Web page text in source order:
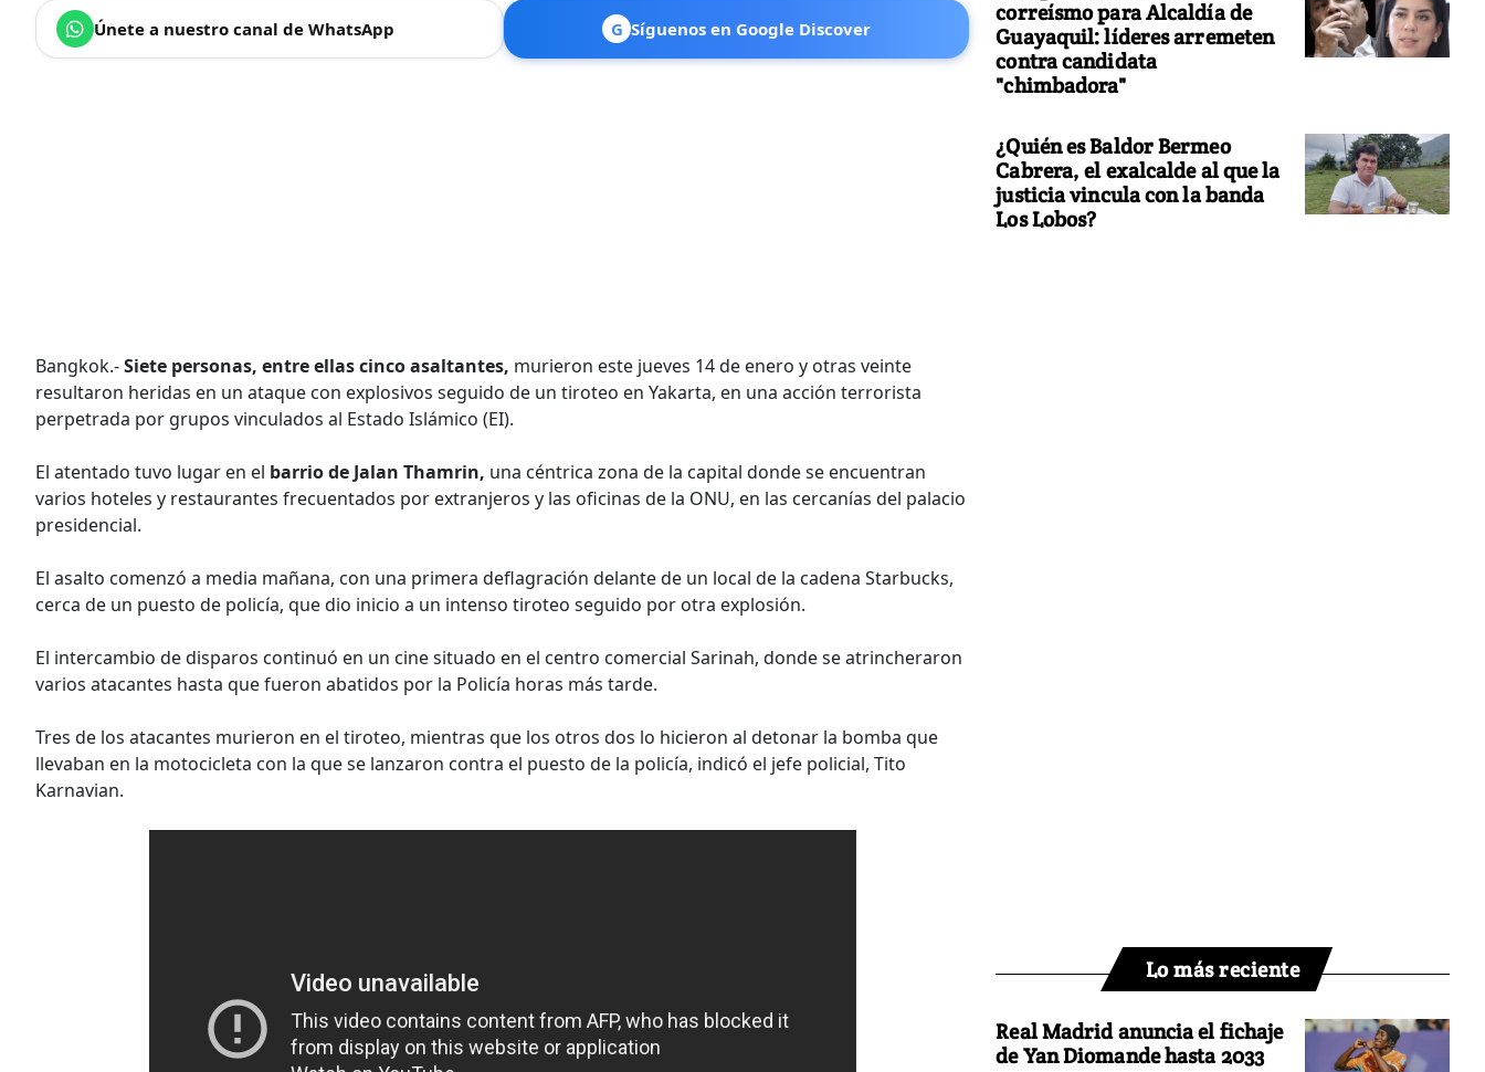
Únete a nuestro canal de WhatsApp G Síguenos en Google Discover
Bangkok.-Siete personas, entre ellas cinco asaltantes, murieron este jueves 14 de enero y otras veinte
resultaron heridas en un ataque con explosivos seguido de un tiroteo en Yakarta, en una acción terrorista
perpetrada por grupos vinculados al Estado Islámico (EI).
El atentado tuvo lugar en el barrio de Jalan Thamrin, una céntrica zona de la capital donde se encuentran
varios hoteles y restaurantes frecuentados por extranjeros y las oficinas de la ONU, en las cercanías del palacio
presidencial.
El asalto comenzó a media mañana, con una primera deflagración delante de un local de la cadena Starbucks,
cerca de un puesto de policía, que dio inicio a un intenso tiroteo seguido por otra explosión.
El intercambio de disparos continuó en un cine situado en el centro comercial Sarinah, donde se atrincheraron
varios atacantes hasta que fueron abatidos por la Policía horas más tarde.
Tres de los atacantes murieron en el tiroteo, mientras que los otros dos lo hicieron al detonar la bomba que
llevaban en la motocicleta con la que se lanzaron contra el puesto de la policía, indicó el jefe policial, Tito
Karnavian.
correísmo para Alcaldía de
Guayaquil: líderes arremeten
contra candidata
"chimbadora"
¿Quién es Baldor Bermeo
Cabrera, el exalcalde al que la
justicia vincula con la banda
Los Lobos?
Lo más reciente
Real Madrid anuncia el fichaje
de Yan Diomande hasta 2033